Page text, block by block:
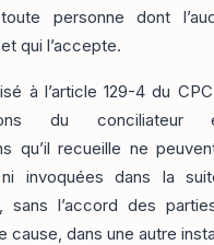
personne dont
qui l’accepte.
à l’article 129-4 du
du
qu’il recueille ne
ni invoquées dans la
sans l’accord des
cause, dans une autre